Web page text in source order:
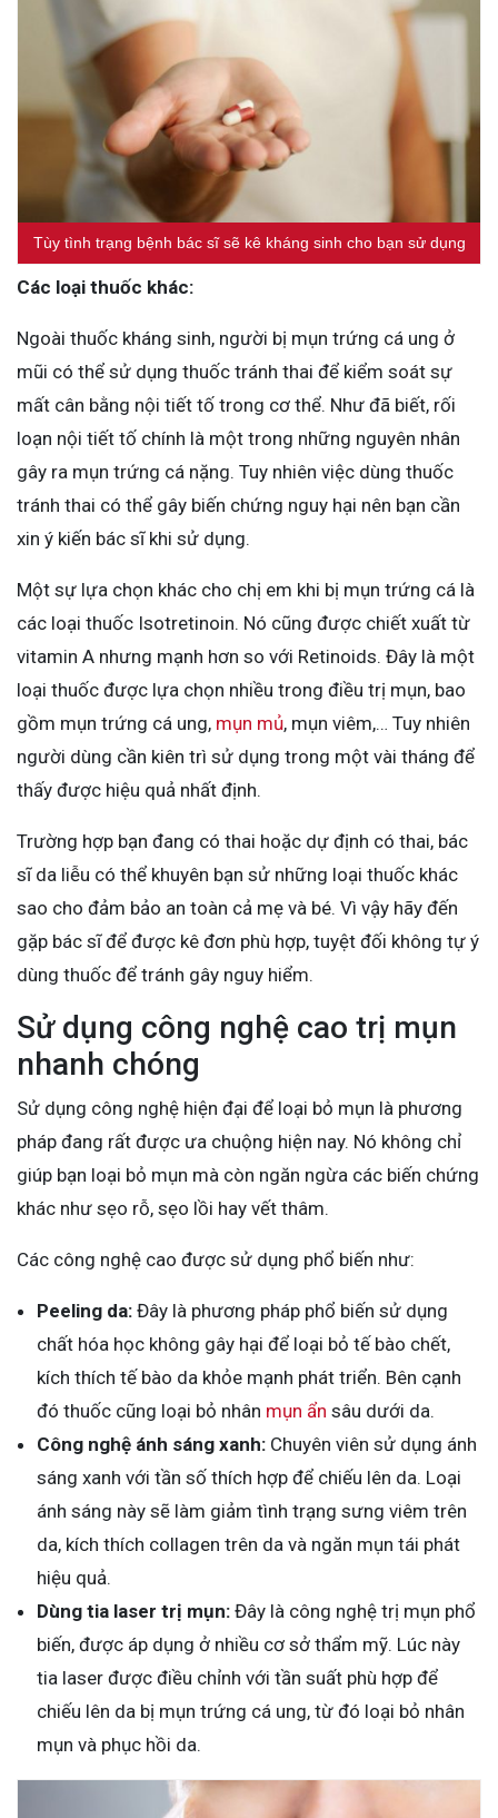
Tùy tình trạng bệnh bác sĩ sẽ kê kháng sinh cho bạn sử dụng
Các loại thuốc khác:
Ngoài thuốc kháng sinh, người bị mụn trứng cá ung ở
mũi có thể sử dụng thuốc tránh thai để kiểm soát sự
mất cân bằng nội tiết tố trong cơ thể. Như đã biết, rối
loạn nội tiết tố chính là một trong những nguyên nhân
gây ra mụn trứng cá nặng. Tuy nhiên việc dùng thuốc
tránh thai có thể gây biến chứng nguy hại nên bạn cần
xin ý kiến bác sĩ khi sử dụng.
Một sự lựa chọn khác cho chị em khi bị mụn trứng cá là
các loại thuốc Isotretinoin. Nó cũng được chiết xuất từ
vitamin A nhưng mạnh hơn so với Retinoids. Đây là một
loại thuốc được lựa chọn nhiều trong điều trị mụn, bao
gồm mụn trứng cá ung, mụn mủ, mụn viêm,… Tuy nhiên
người dùng cần kiên trì sử dụng trong một vài tháng để
thấy được hiệu quả nhất định.
Trường hợp bạn đang có thai hoặc dự định có thai, bác
sĩ da liễu có thể khuyên bạn sử những loại thuốc khác
sao cho đảm bảo an toàn cả mẹ và bé. Vì vậy hãy đến
gặp bác sĩ để được kê đơn phù hợp, tuyệt đối không tự ý
dùng thuốc để tránh gây nguy hiểm.
Sử dụng công nghệ cao trị mụn
nhanh chóng
Sử dụng công nghệ hiện đại để loại bỏ mụn là phương
pháp đang rất được ưa chuộng hiện nay. Nó không chỉ
giúp bạn loại bỏ mụn mà còn ngăn ngừa các biến chứng
khác như sẹo rỗ, sẹo lồi hay vết thâm.
Các công nghệ cao được sử dụng phổ biến như:
Peeling da: Đây là phương pháp phổ biến sử dụng
chất hóa học không gây hại để loại bỏ tế bào chết,
kích thích tế bào da khỏe mạnh phát triển. Bên cạnh
đó thuốc cũng loại bỏ nhân mụn ẩn sâu dưới da.
Công nghệ ánh sáng xanh: Chuyên viên sử dụng ánh
sáng xanh với tần số thích hợp để chiếu lên da. Loại
ánh sáng này sẽ làm giảm tình trạng sưng viêm trên
da, kích thích collagen trên da và ngăn mụn tái phát
hiệu quả.
Dùng tia laser trị mụn: Đây là công nghệ trị mụn phổ
biến, được áp dụng ở nhiều cơ sở thẩm mỹ. Lúc này
tia laser được điều chỉnh với tần suất phù hợp để
chiếu lên da bị mụn trứng cá ung, từ đó loại bỏ nhân
mụn và phục hồi da.